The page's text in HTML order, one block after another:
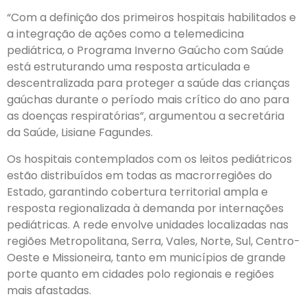
“Com a definição dos primeiros hospitais habilitados e
a integração de ações como a telemedicina
pediátrica, o Programa Inverno Gaúcho com Saúde
está estruturando uma resposta articulada e
descentralizada para proteger a saúde das crianças
gaúchas durante o período mais crítico do ano para
as doenças respiratórias”, argumentou a secretária
da Saúde, Lisiane Fagundes.
Os hospitais contemplados com os leitos pediátricos
estão distribuídos em todas as macrorregiões do
Estado, garantindo cobertura territorial ampla e
resposta regionalizada à demanda por internações
pediátricas. A rede envolve unidades localizadas nas
regiões Metropolitana, Serra, Vales, Norte, Sul, Centro-
Oeste e Missioneira, tanto em municípios de grande
porte quanto em cidades polo regionais e regiões
mais afastadas.